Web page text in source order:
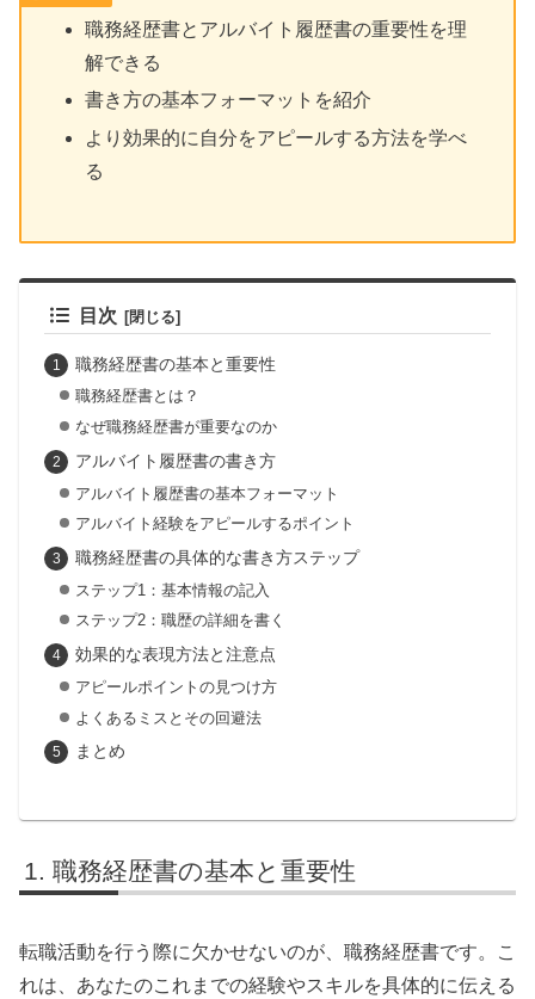
職務経歴書とアルバイト履歴書の重要性を理
解できる
書き方の基本フォーマットを紹介
より効果的に自分をアピールする方法を学べ
る
目次
職務経歴書の基本と重要性
職務経歴書とは？
なぜ職務経歴書が重要なのか
アルバイト履歴書の書き方
アルバイト履歴書の基本フォーマット
アルバイト経験をアピールするポイント
職務経歴書の具体的な書き方ステップ
ステップ1：基本情報の記入
ステップ2：職歴の詳細を書く
効果的な表現方法と注意点
アピールポイントの見つけ方
よくあるミスとその回避法
まとめ
職務経歴書の基本と重要性
転職活動を行う際に欠かせないのが、職務経歴書です。こ
れは、あなたのこれまでの経験やスキルを具体的に伝える